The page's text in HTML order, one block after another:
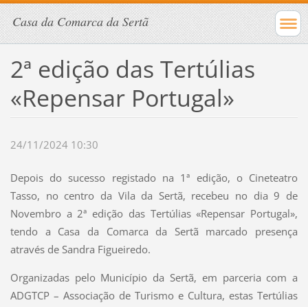
Casa da Comarca da Sertã
2ª edição das Tertúlias
«Repensar Portugal»
24/11/2024 10:30
Depois do sucesso registado na 1ª edição, o Cineteatro
Tasso, no centro da Vila da Sertã, recebeu no dia 9 de
Novembro a 2ª edição das Tertúlias «Repensar Portugal»,
tendo a Casa da Comarca da Sertã marcado presença
através de Sandra Figueiredo.
Organizadas pelo Município da Sertã, em parceria com a
ADGTCP – Associação de Turismo e Cultura, estas Tertúlias